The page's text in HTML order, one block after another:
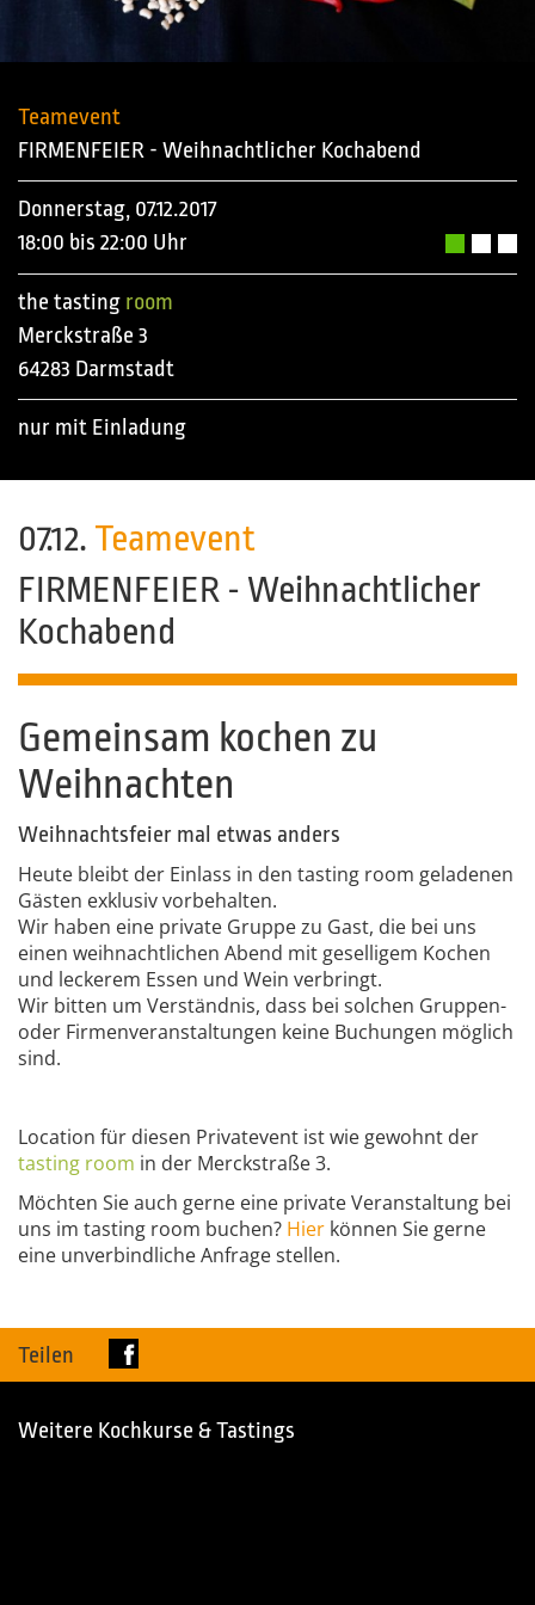
Teamevent
FIRMENFEIER - Weihnachtlicher Kochabend
Donnerstag, 07.12.2017
18:00 bis 22:00 Uhr
the tasting room
Merckstraße 3
64283 Darmstadt
nur mit Einladung
07.12. Teamevent
FIRMENFEIER - Weihnachtlicher
Kochabend
Gemeinsam kochen zu
Weihnachten
Weihnachtsfeier mal etwas anders
Heute bleibt der Einlass in den tasting room geladenen
Gästen exklusiv vorbehalten.
Wir haben eine private Gruppe zu Gast, die bei uns
einen weihnachtlichen Abend mit geselligem Kochen
und leckerem Essen und Wein verbringt.
Wir bitten um Verständnis, dass bei solchen Gruppen-
oder Firmenveranstaltungen keine Buchungen möglich
sind.
Location für diesen Privatevent ist wie gewohnt der
tasting room in der Merckstraße 3.
Möchten Sie auch gerne eine private Veranstaltung bei
uns im tasting room buchen? Hier können Sie gerne
eine unverbindliche Anfrage stellen.
Teilen
Weitere Kochkurse & Tastings